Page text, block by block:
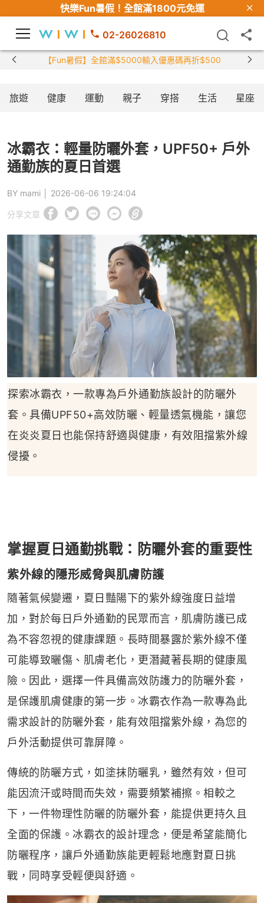
快樂Fun暑假！ 全館滿1800元免運
02-26026810
【Fun暑假】全館滿$5000輸入優惠碼再折$500
旅遊 健康 運動 親子 穿搭 生活 星座
冰霸衣：輕量防曬外套，UPF50+ 戶外
通勤族的夏日首選
BY mami │ 2026-06-06 19:24:04
分享文章
探索冰霸衣，一款專為戶外通勤族設計的防曬外
套。具備UPF50+高效防曬、輕量透氣機能，讓您
在炎炎夏日也能保持舒適與健康，有效阻擋紫外線
侵擾。
掌握夏日通勤挑戰：防曬外套的重要性
紫外線的隱形威脅與肌膚防護
隨著氣候變遷，夏日豔陽下的紫外線強度日益增
加，對於每日戶外通勤的民眾而言，肌膚防護已成
為不容忽視的健康課題。長時間暴露於紫外線不僅
可能導致曬傷、肌膚老化，更潛藏著長期的健康風
險。因此，選擇一件具備高效防護力的防曬外套，
是保護肌膚健康的第一步。冰霸衣作為一款專為此
需求設計的防曬外套，能有效阻擋紫外線，為您的
戶外活動提供可靠屏障。
傳統的防曬方式，如塗抹防曬乳，雖然有效，但可
能因流汗或時間而失效，需要頻繁補擦。相較之
下，一件物理性防曬的防曬外套，能提供更持久且
全面的保護。冰霸衣的設計理念，便是希望能簡化
防曬程序，讓戶外通勤族能更輕鬆地應對夏日挑
戰，同時享受輕便與舒適。